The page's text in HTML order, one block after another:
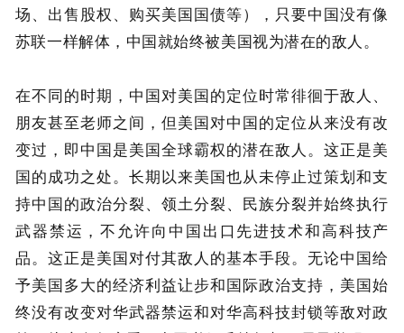
场、出售股权、购买美国国债等），只要中国没有像
苏联一样解体，中国就始终被美国视为潜在的敌人。
在不同的时期，中国对美国的定位时常徘徊于敌人、
朋友甚至老师之间，但美国对中国的定位从来没有改
变过，即中国是美国全球霸权的潜在敌人。这正是美
国的成功之处。长期以来美国也从未停止过策划和支
持中国的政治分裂、领土分裂、民族分裂并始终执行
武器禁运，不允许向中国出口先进技术和高科技产
品。这正是美国对付其敌人的基本手段。无论中国给
予美国多大的经济利益让步和国际政治支持，美国始
终没有改变对华武器禁运和对华高科技封锁等敌对政